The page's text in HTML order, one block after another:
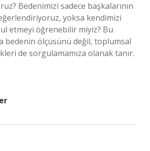
Bedenimizi sadece başkalarının
yoksa kendimizi
etmeyi öğrenebilir miyiz? Bu
bedenin ölçüsünü değil, toplumsal
de sorgulamamıza olanak tanır.